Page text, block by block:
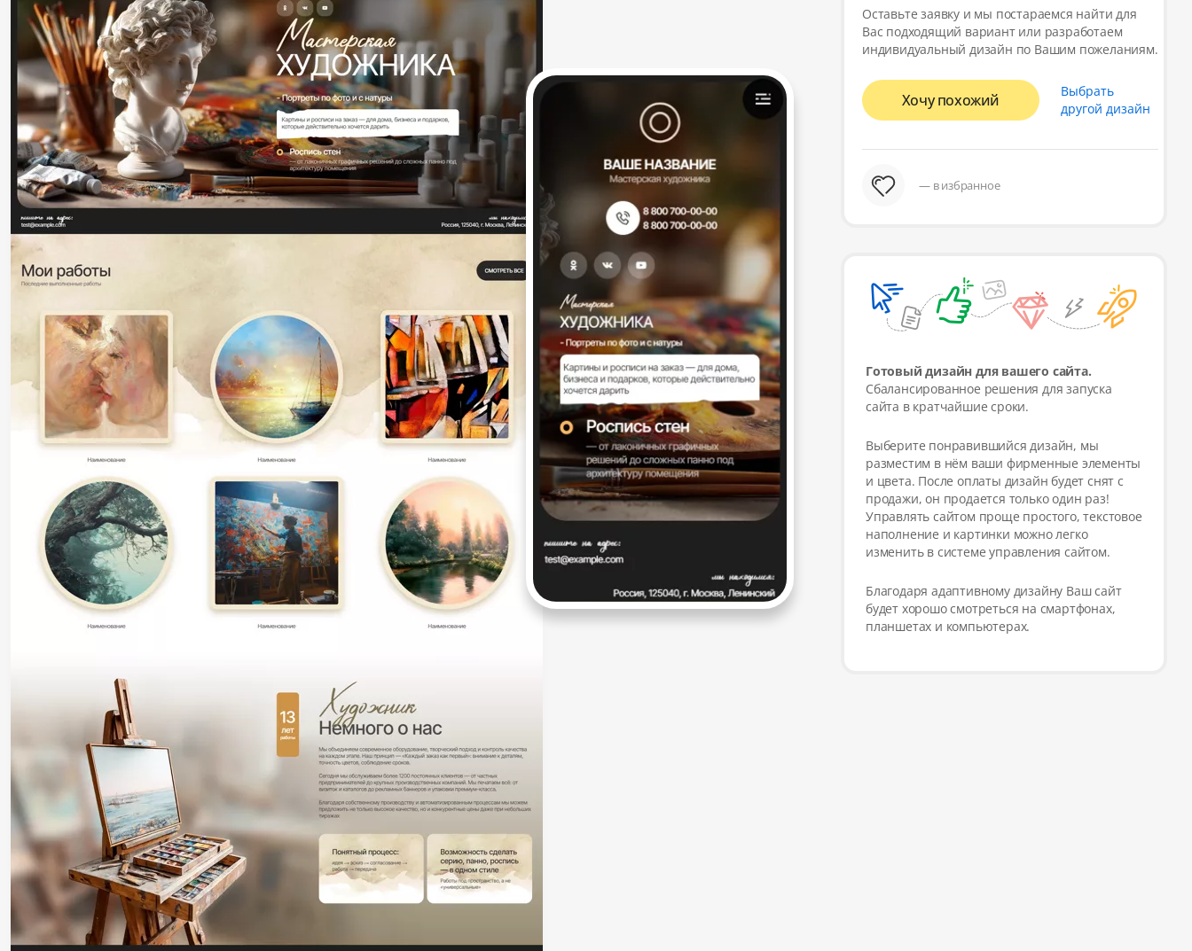
Оставьте заявку и мы постараемся найти для
Вас подходящий вариант или разработаем
индивидуальный дизайн по Вашим пожеланиям.
Хочу похожий
Выбрать
другой дизайн
— в избранное
Готовый дизайн для вашего сайта.
Сбалансированное решения для запуска
сайта в кратчайшие сроки.
Выберите понравившийся дизайн, мы
разместим в нём ваши фирменные элементы
и цвета. После оплаты дизайн будет снят с
продажи, он продается только один раз!
Управлять сайтом проще простого, текстовое
наполнение и картинки можно легко
изменить в системе управления сайтом.
Благодаря адаптивному дизайну Ваш сайт
будет хорошо смотреться на смартфонах,
планшетах и компьютерах.